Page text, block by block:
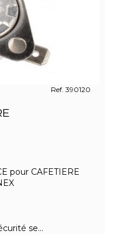
Ref. 390120
pour CAFETIERE
se...